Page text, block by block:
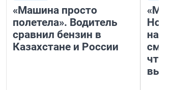
«Машина просто
полетела». Водитель
сравнил бензин в
Казахстане и России
«Мы